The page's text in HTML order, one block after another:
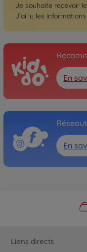
Je souhaite recevoir
J'ai lu les
En
En
Liens directs